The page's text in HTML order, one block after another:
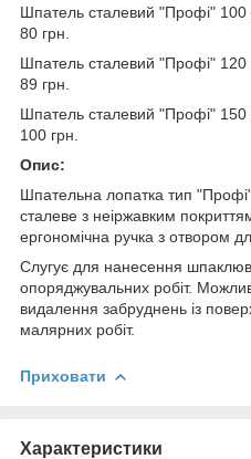
Шпатель сталевий "Профі"
80 грн.
Шпатель сталевий "Профі"
89 грн.
Шпатель сталевий "Профі"
100 грн.
Опис:
Шпательна лопатка тип
сталеве з неіржавким
ергономічна ручка з отвором
Слугує для нанесення
опоряджувальних робіт.
видалення забруднень із
малярних робіт.
Приховати
Характеристики